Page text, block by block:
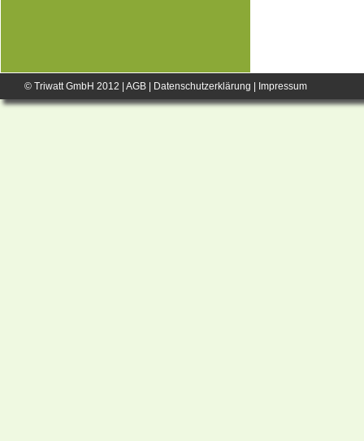
© Triwatt GmbH 2012 | AGB Datenschutzerklärung Impressum